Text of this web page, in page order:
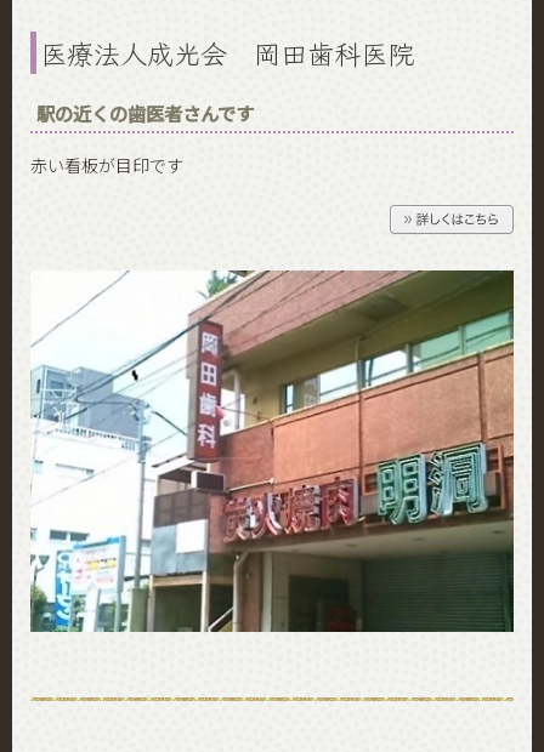
医療法人成光会 岡田歯科医院
駅の近くの歯医者さんです
赤い看板が目印です